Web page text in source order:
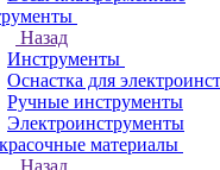
Назад
Инструменты
Оснастка для
Ручные инструменты
Электроинструменты
материалы
Назад